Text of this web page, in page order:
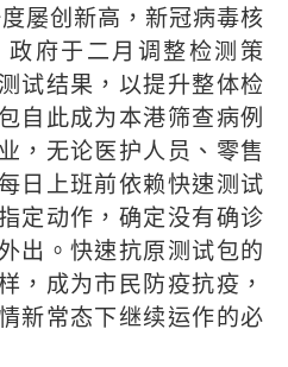
屡创新高，新冠病毒核
府于二月调整检测策
试结果，以提升整体检
自此成为本港筛查病例
，无论医护人员、零售
日上班前依赖快速测试
定动作，确定没有确诊
出。快速抗原测试包的
，成为市民防疫抗疫，
新常态下继续运作的必